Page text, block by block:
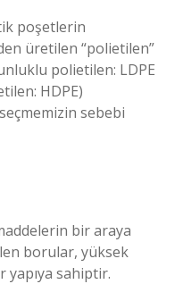
poşetlerin
üretilen “polietilen”
polietilen: LDPE
HDPE)
sebebi
bir araya
borular, yüksek
yapıya sahiptir.